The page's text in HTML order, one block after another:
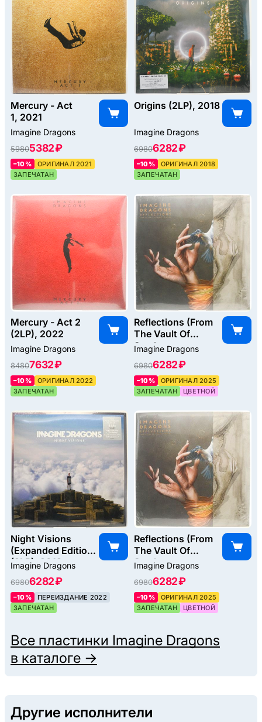
Mercury - Act
1, 2021
Imagine Dragons
59805382 ₽
–10%
ОРИГИНАЛ 2021
ЗАПЕЧАТАН
Origins (2LP), 2018
Imagine Dragons
69806282 ₽
–10%
ОРИГИНАЛ 2018
ЗАПЕЧАТАН
Mercury - Act 2
(2LP), 2022
Imagine Dragons
84807632 ₽
–10%
ОРИГИНАЛ 2022
ЗАПЕЧАТАН
Reflections (From
The Vault Of
Smoke +
Mirrors), 2025
Imagine Dragons
69806282 ₽
–10%
ОРИГИНАЛ 2025
ЗАПЕЧАТАН
ЦВЕТНОЙ
Night Visions
(Expanded Edition)
(2LP), 2012
Imagine Dragons
69806282 ₽
–10%
ПЕРЕИЗДАНИЕ 2022
ЗАПЕЧАТАН
Reflections (From
The Vault Of
Smoke +
Mirrors), 2025
Imagine Dragons
69806282 ₽
–10%
ОРИГИНАЛ 2025
ЗАПЕЧАТАН
ЦВЕТНОЙ
Все пластинки Imagine Dragons
в каталоге →
Другие исполнители